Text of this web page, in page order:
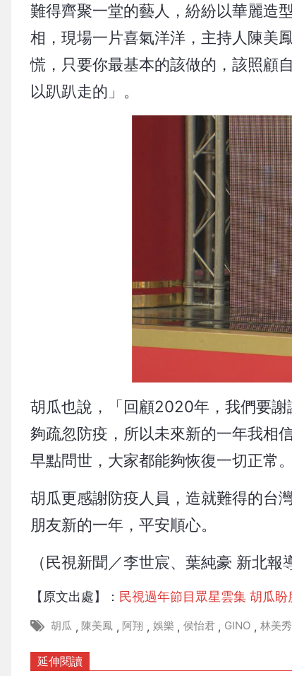
難得齊聚一堂的藝人，紛紛以華麗造
相，現場一片喜氣洋洋，主持人陳美
慌，只要你最基本的該做的，該照顧
以趴趴走的」。
胡瓜也說，「回顧2020年，我們要
夠疏忽防疫，所以未來新的一年我相
早點問世，大家都能夠恢復一切正常。
胡瓜更感謝防疫人員，造就難得的台
朋友新的一年，平安順心。
（民視新聞／李世宸、葉純豪 新北報
【原文出處】： 民視過年節目眾星雲集 胡瓜盼
胡瓜 , 陳美鳳 , 阿翔 , 娛樂 , 侯怡君 , GINO , 林美秀
延伸閱讀